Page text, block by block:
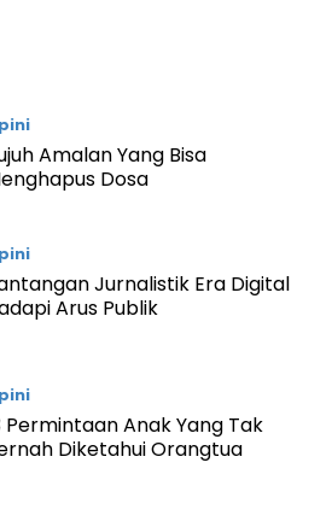
Amalan Yang Bisa
Dosa
Jurnalistik Era Digital
Arus Publik
Permintaan Anak Yang Tak
Diketahui Orangtua